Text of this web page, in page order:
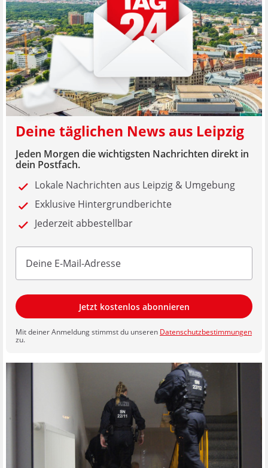
Deine täglichen News aus Leipzig
Jeden Morgen die wichtigsten Nachrichten direkt in
dein Postfach.
Lokale Nachrichten aus Leipzig & Umgebung
Exklusive Hintergrundberichte
Jederzeit abbestellbar
Jetzt kostenlos abonnieren
Mit deiner Anmeldung stimmst du unseren Datenschutzbestimmungen
zu.